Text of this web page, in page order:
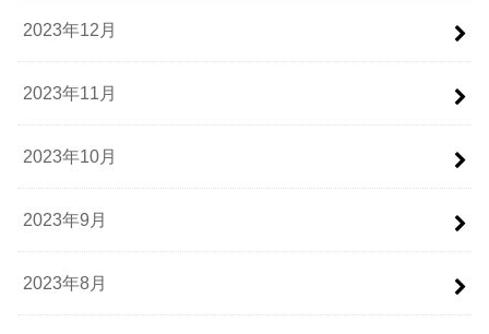
2023年12月
2023年11月
2023年10月
2023年9月
2023年8月